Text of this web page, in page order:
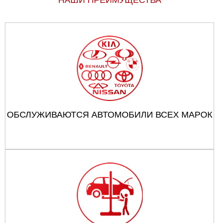
ОБСЛУЖИВАЮТСЯ АВТОМОБИЛИ ВСЕХ МАРОК